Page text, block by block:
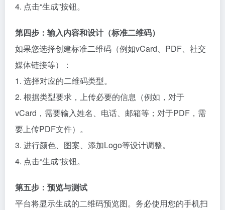
4. 点击“生成”按钮。
第四步：输入内容和设计（标准二维码）
如果您选择创建标准二维码（例如vCard、PDF、社交
媒体链接等）：
1. 选择对应的二维码类型。
2. 根据类型要求，上传必要的信息（例如，对于
vCard，需要输入姓名、电话、邮箱等；对于PDF，需
要上传PDF文件）。
3. 进行颜色、图案、添加Logo等设计调整。
4. 点击“生成”按钮。
第五步：预览与测试
平台将显示生成的二维码预览图。务必使用您的手机扫